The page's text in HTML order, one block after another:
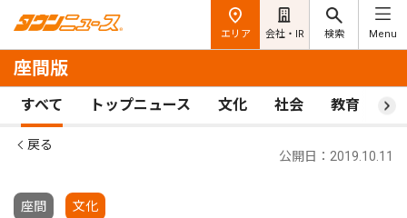
エリア 会社・IR 検索 Menu
座間版
すべて トップニュース 文化 社会 教育 ス
戻る
座間 文化
公開日：2019.10.11